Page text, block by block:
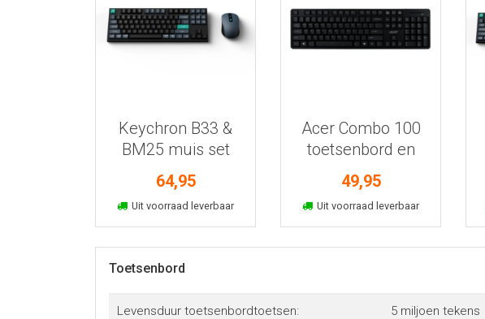
Bekijk meer informatie
Keychron B33 &
BM25 muis set
64,95
Uit voorraad leverbaar
In winkelmand
Bekijk meer informatie
Acer Combo 100
toetsenbord en
muis
49,95
Uit voorraad leverbaar
In winkelmand
Toetsenbord
Levensduur toetsenbordtoetsen: 5 miljoen tekens